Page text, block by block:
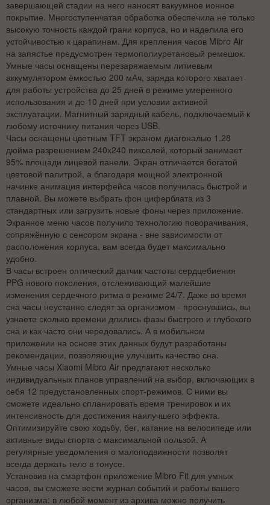
завершающей стадии на него наносят вакуумное ионное
покрытие. Многоступенчатая обработка обеспечила не только
высокую точность каждой грани корпуса, но и наделила его
устойчивостью к царапинам. Для крепления часов Mibro Air
на запястье предусмотрен термополиуретановый ремешок.
Умные часы оснащены перезаряжаемым литиевым
аккумулятором ёмкостью 200 мАч, заряда которого хватает
для работы устройства до 25 дней в режиме умеренного
использования и до 10 дней при условии активной
эксплуатации. Магнитный зарядный кабель, подключаемый к
любому источнику питания через USB.
Часы оснащены цветным TFT экраном диагональю 1.28
дюйма разрешением 240х240 пикселей, который занимает
95% площади лицевой панели. Экран отличается богатой
цветовой палитрой, а благодаря мощной электронной
начинке анимация интерфейса часов получилась быстрой и
плавной. Вы можете выбрать фон циферблата из 3
стандартных или загрузить новые фоны через приложение.
Экранное меню часов получило технологию поворачивания,
сопряжённую с сенсором экрана - вне зависимости от
расположения корпуса, вам всегда будет максимально
удобно.
В часы встроен оптический датчик частоты сердцебиения
PPG нового поколения, отслеживающий малейшие
изменения сердечного ритма в режиме 24/7. Даже во время
сна часы неустанно следят за организмом - проснувшись, вы
узнаете сколько времени длились фазы быстрого и глубокого
сна и как часто они чередовались. А в мобильном
приложении на основе этих данных будут разработаны
рекомендации, позволяющие улучшить качество сна.
Умные часы Xiaomi Mibro Air предлагают несколько
индивидуальных планов управлений на выбор, включающих в
себя 12 предустановленных спорт-режимов. С ними вы
сможете идеально спланировать время тренировок и их
интенсивность для достижения наилучшего эффекта.
Оптимизируйте свою ходьбу, бег, катание на велосипеде или
активные виды спорта с максимальной пользой. А
регулярные уведомления о малоподвижности позволят
всегда держать тело в тонусе.
Установив на смартфон приложение Mibro Fit для умных
часов, вы сможете вести журнал событий и работы вашего
организма: в любой момент из архива можно получить